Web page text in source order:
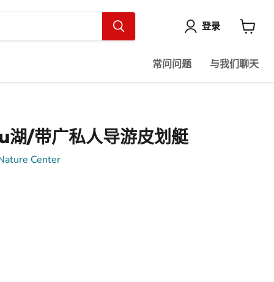
登录
购
物
常问问题 与我们聊天
/带广私人导游皮划艇
Center